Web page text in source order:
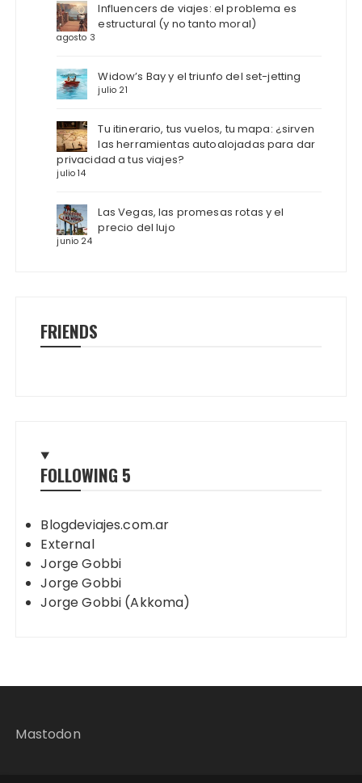
Influencers de viajes: el problema es
estructural (y no tanto moral)
agosto 3
Widow’s Bay y el triunfo del set-jetting
julio 21
Tu itinerario, tus vuelos, tu mapa: ¿sirven
las herramientas autoalojadas para dar
privacidad a tus viajes?
julio 14
Las Vegas, las promesas rotas y el
precio del lujo
junio 24
FRIENDS
FOLLOWING 5
Blogdeviajes.com.ar
External
Jorge Gobbi
Jorge Gobbi
Jorge Gobbi (Akkoma)
Mastodon